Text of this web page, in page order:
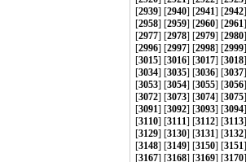
[2939] [2940] [2941] [2942
[2958] [2959] [2960] [2961
[2977] [2978] [2979] [2980
[2996] [2997] [2998] [2999
[3015] [3016] [3017] [3018
[3034] [3035] [3036] [3037
[3053] [3054] [3055] [3056
[3072] [3073] [3074] [3075
[3091] [3092] [3093] [3094
[3110] [3111] [3112] [3113
[3129] [3130] [3131] [3132
[3148] [3149] [3150] [3151
[3167] [3168] [3169] [3170